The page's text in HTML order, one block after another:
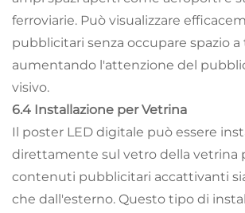
ferroviarie. Può visualizzare
pubblicitari senza occupare spazio a
aumentando l'attenzione del
visivo.
6.4 Installazione per Vetrina
Il poster LED digitale può essere
direttamente sul vetro della vetrina
contenuti pubblicitari accattivanti
che dall'esterno. Questo tipo di